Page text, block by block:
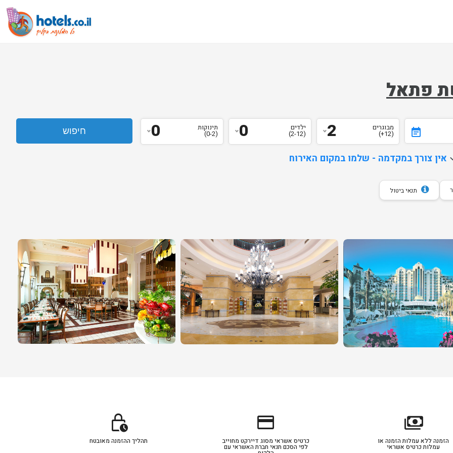
פתאל
event_note מבוגרים
(12+)
2 ילדים
(2-12)
0 תינוקות
(0-2)
0
אין צורך במקדמה - שלמו במקום האירוח
תנאי ביטול
payments
הזמנה ללא עמלות הזמנה או
עמלות כרטיס אשראי
credit_card
כרטיס אשראי מסוג דיירקט מחוייב
לפי הסכם תנאי חברת האשראי עם
lock_clock
תהליך ההזמנה מאובטח